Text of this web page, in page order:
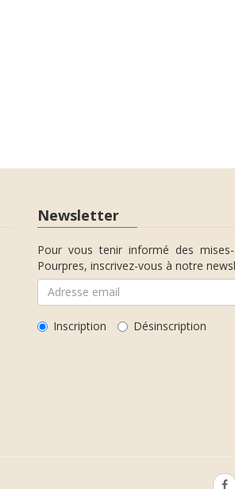
Newsletter
Pour vous tenir informé des
Pourpres, inscrivez-vous à notre
Inscription Désinscription